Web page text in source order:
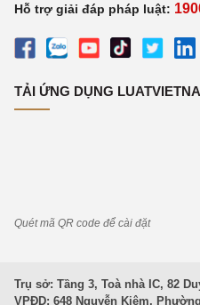
Hỗ trợ giải đáp pháp luật:
TẢI ỨNG DỤNG
Quét mã QR code để cài đặt
Trụ sở: Tầng 3, Toà nhà IC, 82
VPĐD: 648 Nguyễn Kiệm,